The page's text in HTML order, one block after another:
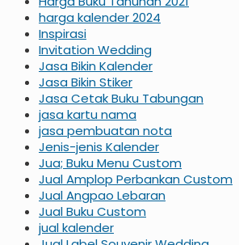
harga kalender 2024
Inspirasi
Invitation Wedding
Jasa Bikin Kalender
Jasa Bikin Stiker
Jasa Cetak Buku Tabungan
jasa kartu nama
jasa pembuatan nota
Jenis-jenis Kalender
Jua; Buku Menu Custom
Jual Amplop Perbankan Custom
Jual Angpao Lebaran
Jual Buku Custom
jual kalender